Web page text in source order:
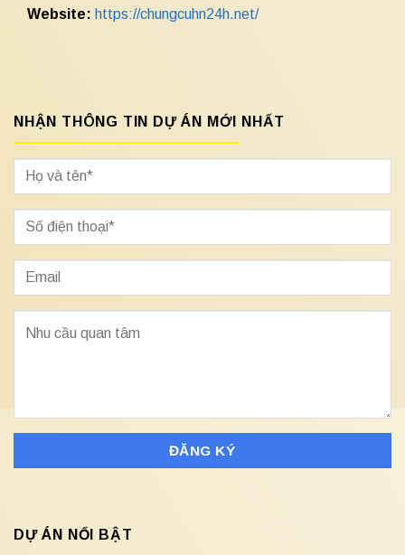
Website: https://chungcuhn24h.net/
NHẬN THÔNG TIN DỰ ÁN MỚI NHẤT
DỰ ÁN NỔI BẬT